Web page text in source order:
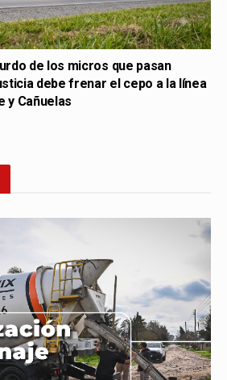
de los micros que pasan
debe frenar el cepo a la línea
y Cañuelas